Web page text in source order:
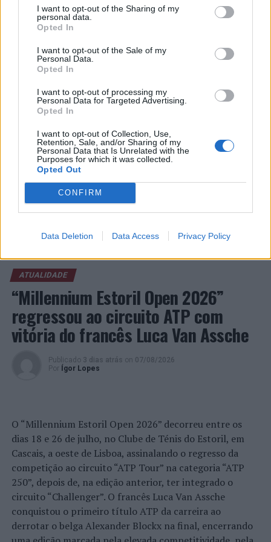
I want to opt-out of the Sharing of my
personal data.
Opted In
I want to opt-out of the Sale of my
Personal Data.
Opted In
I want to opt-out of processing my
Personal Data for Targeted Advertising.
Opted In
I want to opt-out of Collection, Use,
Retention, Sale, and/or Sharing of my
Personal Data that Is Unrelated with the
Purposes for which it was collected.
Opted Out
CONFIRM
Data Deletion Data Access Privacy Policy
Segundo o neurocientista português Fabiano de Abreu
Agrela Rodrigues, a cultura digital pode reduzir o uso de
humana, como a criatividade e a concentração
prolongada. Essa redução pode ocorrer antes que
De acordo com o especialista, o cérebro humano evoluiu
enfrenta notificações constantes, excesso de
informações e mudanças frequentes de atenção. Para
ele, essa diferença impõe uma carga elevada ao córtex
pré-frontal, responsável pelo planejamento e controle
estimulam continuamente o sistema de recompensa do
manter a atenção e a procrastinação. Na sua visão,
tarefas inacabadas permanecem ativas na memória e
aumentam a sensação de sobrecarga, enquanto o stress
prolongado pode elevar os níveis de cortisol e
prejudicar o desempenho cognitivo.
evidências de que o ambiente digital provoque mudanças
resposta às experiências.
“O principal desafio é preservar a capacidade de reflexão
profunda em um contexto marcado pela abundância de
informações e pela rápida evolução tecnológica. O
potencial cognitivo humano permanece, mas o seu
desenvolvimento depende de como o cérebro é
exercitado no cotidiano”, finalizou Fabiano de Abreu
Agrela Rodrigues.
ATUALIDADE
“Millennium Estoril Open 2026”
regressou ao circuito ATP com
vitória do francês Luca Van Assche
Publicado 3 dias atrás on 07/08/2026
Por
Ígor Lopes
O “Millennium Estoril Open 2026” decorreu entre os
dias 18 e 26 de julho, no Clube de Ténis do Estoril, em
Cascais, a oeste de Lisboa, assinalando o regresso da
competição ao circuito “ATP Tour” na categoria “ATP
250”, depois de, na edição anterior, ter integrado o
circuito “Challenger”. O francês Luca Van Assche
conquistou o primeiro título ATP da carreira ao
derrotar o belga Alexander Blockx na final, encerrando